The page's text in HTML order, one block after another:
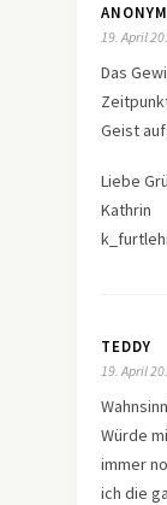
ANONYM
19. April
Das
Geist
Liebe
Kathrin
TEDDY
19. April
Würde
immer
ich die